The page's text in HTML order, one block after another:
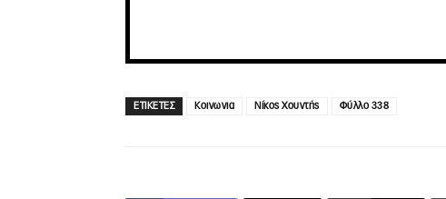
ΕΤΙΚΕΤΕΣ Κοινωνια Νίκος Χουντής Φύλλο 338